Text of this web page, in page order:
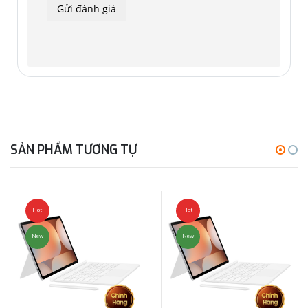
giữa các thiết bị một cách dễ dàng và kiểm soát điện thoại
* Sản phẩm được bán riêng. ** Hình ảnh mô phỏng chỉ mang
tính chất minh họa. UX/UI thực tế có thể khác. *** Wireless
SẢN PHẨM TƯƠNG TỰ
Hot
New
Hot
New